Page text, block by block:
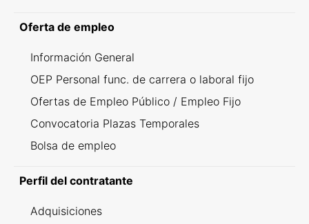
Oferta de empleo
Información General
OEP Personal func. de carrera o laboral fijo
Ofertas de Empleo Público / Empleo Fijo
Convocatoria Plazas Temporales
Bolsa de empleo
Perfil del contratante
Adquisiciones